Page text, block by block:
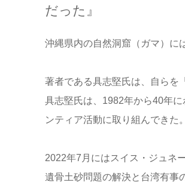
だった』
沖縄県内の自然洞窟（ガマ）に
著者である具志堅氏は、自らを
具志堅氏は、1982年から40年
ンティア活動に取り組んできた。
2022年7月にはスイス・ジュネ
遺骨土砂問題の解決と台湾有事